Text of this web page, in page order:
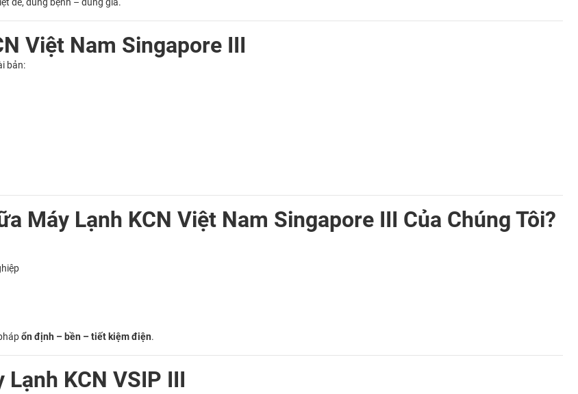
để, đúng bệnh – đúng giá.
Việt Nam Singapore III
bản:
Máy Lạnh KCN Việt Nam Singapore III Của Chúng Tôi?
ổn định – bền – tiết kiệm điện.
KCN VSIP III